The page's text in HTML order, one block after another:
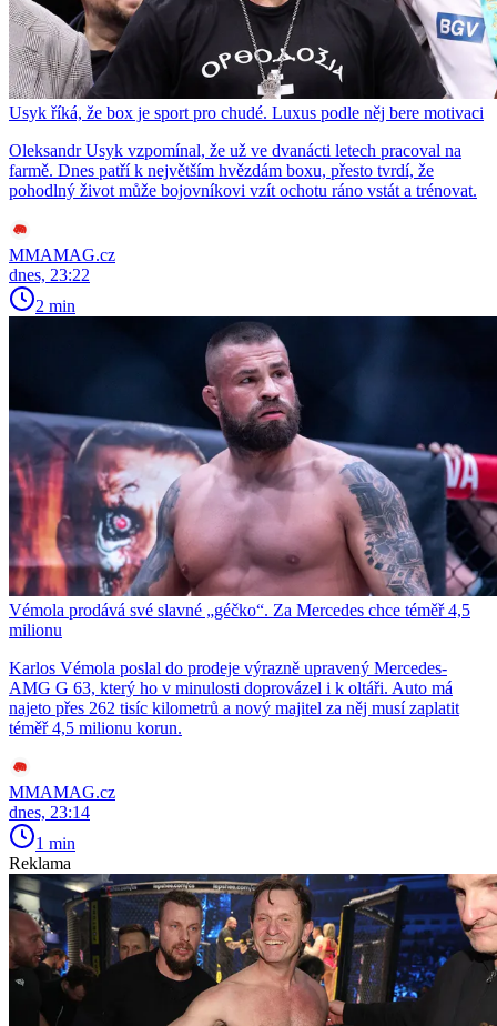
Usyk říká, že box je sport pro chudé. Luxus podle něj bere motivaci
Oleksandr Usyk vzpomínal, že už ve dvanácti letech pracoval na
farmě. Dnes patří k největším hvězdám boxu, přesto tvrdí, že
pohodlný život může bojovníkovi vzít ochotu ráno vstát a trénovat.
MMAMAG.cz
dnes, 23:22
2 min
Vémola prodává své slavné „géčko“. Za Mercedes chce téměř 4,5
milionu
Karlos Vémola poslal do prodeje výrazně upravený Mercedes-
AMG G 63, který ho v minulosti doprovázel i k oltáři. Auto má
najeto přes 262 tisíc kilometrů a nový majitel za něj musí zaplatit
téměř 4,5 milionu korun.
MMAMAG.cz
dnes, 23:14
1 min
Reklama